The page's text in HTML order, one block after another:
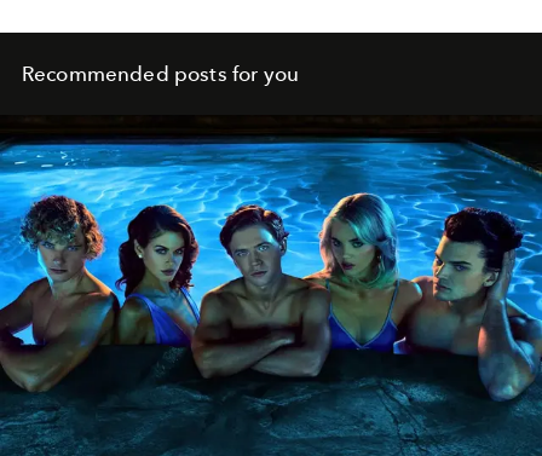
Recommended posts for you